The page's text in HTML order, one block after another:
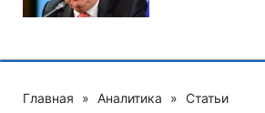
Главная » Аналитика » Статьи